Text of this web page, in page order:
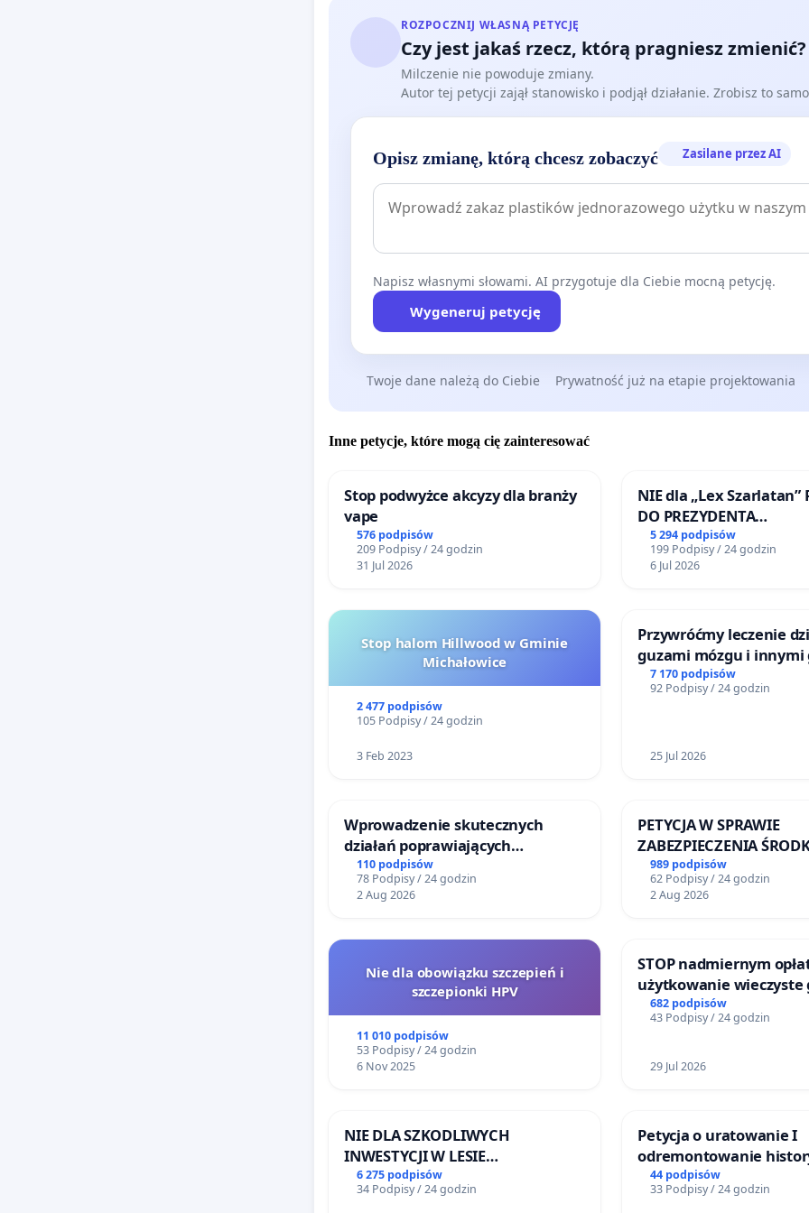
Piotr Ziegler
ROZPOCZNIJ WŁASNĄ PETYCJĘ
Czy jest jakaś rzecz, którą pragniesz zmienić?
Milczenie nie powoduje zmiany.
Autor tej petycji zajął stanowisko i podjął działanie. Zrobisz to
Opisz zmianę, którą chcesz zobaczyć Zasilane przez AI
Napisz własnymi słowami. AI przygotuje dla Ciebie mocną petycję.
Wygeneruj petycję
Twoje dane należą do Ciebie Prywatność już na etapie projektowania
Inne petycje, które mogą cię zainteresować
Stop podwyżce akcyzy dla branży
vape
576 podpisów
209 Podpisy / 24 godzin
31 Jul 2026
NIE dla „Lex Szarlatan”
DO PREZYDENTA
RZECZYPOSPOLITEJ
5 294 podpisów
199 Podpisy / 24 godzin
6 Jul 2026
Stop halom Hillwood w Gminie
Michałowice
2 477 podpisów
105 Podpisy / 24 godzin
3 Feb 2023
Przywróćmy leczenie
guzami mózgu i innymi
litymi do
Centrum Zdrowia
7 170 podpisów
92 Podpisy / 24 godzin
25 Jul 2026
Wprowadzenie skutecznych
działań poprawiających
bezpieczeństwo na ulicy
Żeromskiego w Otwocku
110 podpisów
78 Podpisy / 24 godzin
2 Aug 2026
PETYCJA W SPRAWIE
ZABEZPIECZENIA
FUNKCJONOWANIE
DLA BEZDOMNYCH
SKARYSZEWIE
989 podpisów
62 Podpisy / 24 godzin
2 Aug 2026
Nie dla obowiązku szczepień i
szczepionki HPV
11 010 podpisów
53 Podpisy / 24 godzin
6 Nov 2025
STOP nadmiernym
użytkowanie
zajmowanych przez
ogrody działkowe.
682 podpisów
43 Podpisy / 24 godzin
29 Jul 2026
NIE DLA SZKODLIWYCH
INWESTYCJI W LESIE
ŁAGIEWNICKIM I ARTURÓWKU
6 275 podpisów
34 Podpisy / 24 godzin
Petycja o uratowanie I
odremontowanie
Lokomotywy sm42-914
44 podpisów
33 Podpisy / 24 godzin